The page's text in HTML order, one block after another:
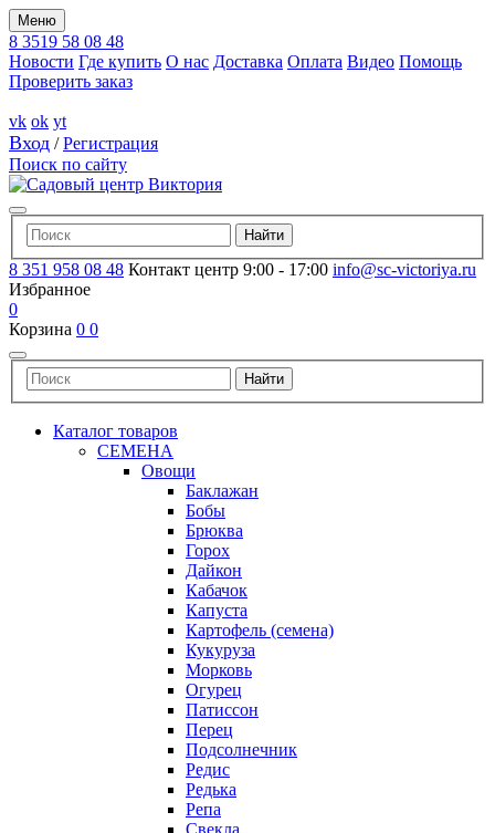
Меню
8 3519 58 08 48
Новости Где купить О нас Доставка Оплата Видео Помощь
Проверить заказ
vk ok yt
Вход /Регистрация
Поиск по сайту
8 351 958 08 48 Контакт центр 9:00 - 17:00 info@sc-victoriya.ru
Избранное
0
Корзина 0 0
Каталог товаров
СЕМЕНА
Овощи
Баклажан
Бобы
Брюква
Горох
Дайкон
Кабачок
Капуста
Картофель (семена)
Кукуруза
Морковь
Огурец
Патиссон
Перец
Подсолнечник
Редис
Редька
Репа